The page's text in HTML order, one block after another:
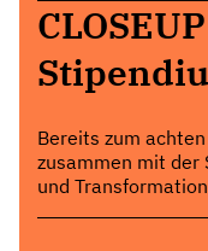
Bereits zum
zusammen mit der
und